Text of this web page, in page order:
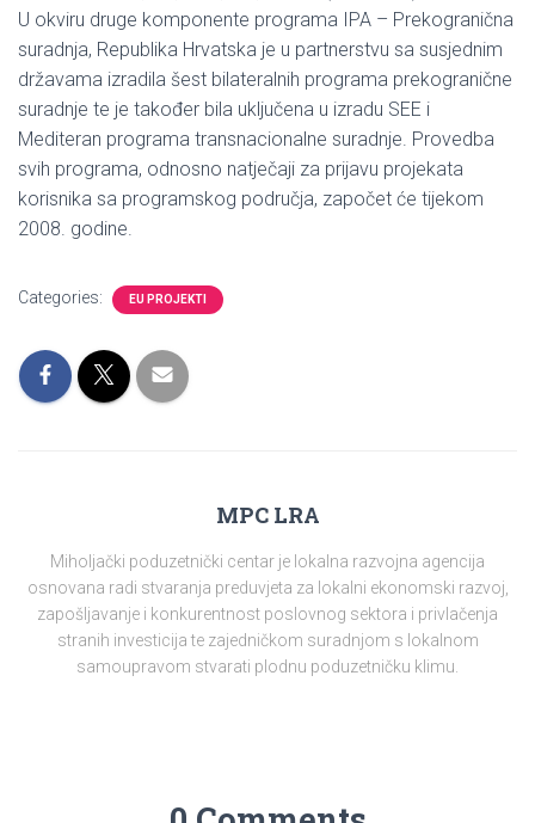
U okviru druge komponente programa IPA – Prekogranična
suradnja, Republika Hrvatska je u partnerstvu sa susjednim
državama izradila šest bilateralnih programa prekogranične
suradnje te je također bila uključena u izradu SEE i
Mediteran programa transnacionalne suradnje. Provedba
svih programa, odnosno natječaji za prijavu projekata
korisnika sa programskog područja, započet će tijekom
2008. godine.
Categories: EU PROJEKTI
MPC LRA
Miholjački poduzetnički centar je lokalna razvojna agencija
osnovana radi stvaranja preduvjeta za lokalni ekonomski razvoj,
zapošljavanje i konkurentnost poslovnog sektora i privlačenja
stranih investicija te zajedničkom suradnjom s lokalnom
samoupravom stvarati plodnu poduzetničku klimu.